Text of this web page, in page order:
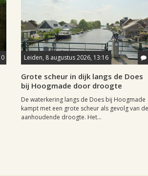
0 Leiden, 8 augustus 2026, 13:16
Grote scheur in dijk langs de Does
bij Hoogmade door droogte
De waterkering langs de Does bij Hoogmade
kampt met een grote scheur als gevolg van de
aanhoudende droogte. Het...